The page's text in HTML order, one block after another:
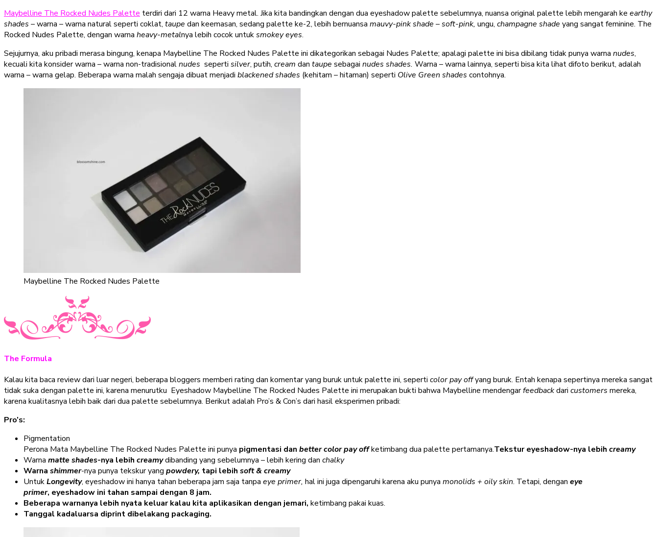
Maybelline The Rocked Nudes Palette terdiri dari 12 warna Heavy metal. Jika kita bandingkan dengan dua eyeshadow palette sebelumnya, nuansa original palette lebih mengarah ke earthy
shades –warna – warna natural seperti coklat, taupe dan keemasan, sedang palette ke-2, lebih bernuansa mauvy-pink shade –soft-pink, ungu, champagne shade yang sangat feminine. The
Rocked Nudes Palette, dengan warna heavy-metalnya lebih cocok untuksmokey eyes.
Sejujurnya, aku pribadi merasa bingung, kenapa Maybelline The Rocked Nudes Palette ini dikategorikan sebagai Nudes Palette; apalagi palette ini bisa dibilang tidak punya warna nudes,
kecuali kita konsider warna – warna non-tradisionalnudes seperti silver, putih, cream dan taupe sebagai nudes shades. Warna – warna lainnya, seperti bisa kita lihat difoto berikut, adalah
warna – warna gelap. Beberapa warna malah sengaja dibuat menjadi blackened shades (kehitam – hitaman) seperti Olive Green shades contohnya.
Maybelline The Rocked Nudes Palette
The Formula
Kalau kita baca review dari luar negeri, beberapa bloggers memberi rating dan komentar yang buruk untuk palette ini, seperti color pay offyang buruk. Entah kenapa sepertinya mereka sangat
tidak suka dengan palette ini, karena menurutku Eyeshadow Maybelline The Rocked Nudes Palette ini merupakan bukti bahwa Maybelline mendengarfeedbackdari customers mereka,
karena kualitasnya lebih baik dari dua palette sebelumnya. Berikut adalah Pro’s & Con’s dari hasil eksperimen pribadi:
Pro’s:
Pigmentation
Perona Mata Maybelline The Rocked Nudes Palette ini punya pigmentasi dan better color pay offketimbang dua palette pertamanya.Tekstur eyeshadow-nya lebih creamy
Warna matte shades-nya lebih creamydibanding yang sebelumnya – lebih kering dan chalky
Warna shimmer-nya punya tekskur yang powdery, tapi lebih soft & creamy
UntukLongevity, eyeshadow ini hanya tahan beberapa jam saja tanpa eye primer, hal ini juga dipengaruhi karena aku punya monolids + oily skin. Tetapi, dengan eye
primer, eyeshadow ini tahan sampai dengan 8 jam.
Beberapa warnanya lebih nyata keluar kalau kita aplikasikan dengan jemari, ketimbang pakai kuas.
Tanggal kadaluarsa diprint dibelakang packaging.